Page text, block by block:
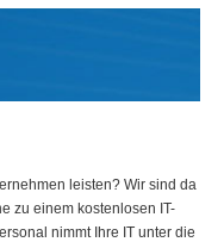
leisten? Wir sind da
zu einem kostenlosen IT-
nimmt Ihre IT unter die